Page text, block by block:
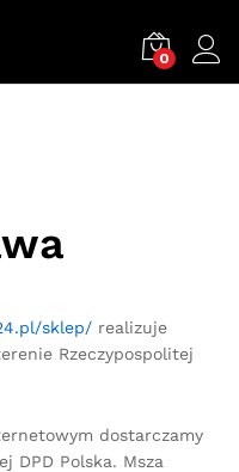
0
sklep/ realizuje
Rzeczypospolitej
dostarczamy
DPD Polska. Msza